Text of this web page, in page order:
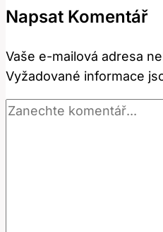
a
toto
slovo?
Napsat Komentář
Vaše e-mailová adresa
Vyžadované informace